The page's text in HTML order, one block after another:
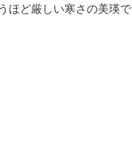
ほど厳しい寒さの美瑛で